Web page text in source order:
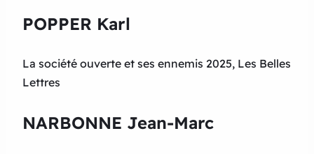
POPPER Karl
La société ouverte et ses ennemis 2025, Les Belles
Lettres
NARBONNE Jean-Marc